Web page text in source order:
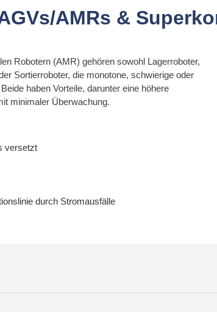
AMRs &
Robotern (AMR) gehören sowohl Lagerroboter,
Sortierroboter, die monotone, schwierige oder
haben Vorteile, darunter eine höhere
minimaler Überwachung.
versetzt
durch Stromausfälle